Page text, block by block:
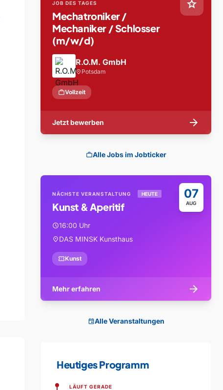
star
JOB DES TAGES
Mechatroniker /
Mechaniker / Schlosser
(m/w/d)
R.O.M. GmbH
location_on Potsdam
workVollzeit
Jetzt bewerben arrow_forward
workAlle Jobs im Jobticker
07
AUG
NÄCHSTE VERANSTALTUNG HEUTE
Kunst & Aperitif
schedule16:00 Uhr
location_onDAS MINSK Kunsthaus
confirmation_numberKunst
Mehr erfahren arrow_forward
eventAlle Veranstaltungen
Heutiges Programm
LÄUFT GERADE